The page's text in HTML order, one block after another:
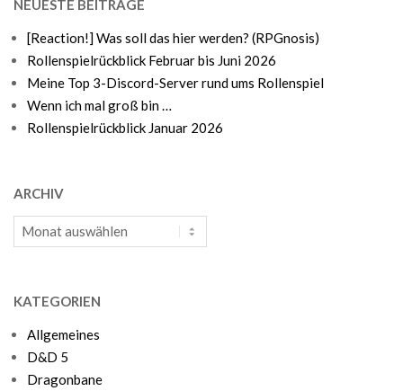
NEUESTE BEITRÄGE
[Reaction!] Was soll das hier werden? (RPGnosis)
Rollenspielrückblick Februar bis Juni 2026
Meine Top 3-Discord-Server rund ums Rollenspiel
Wenn ich mal groß bin …
Rollenspielrückblick Januar 2026
ARCHIV
Archiv
KATEGORIEN
Allgemeines
D&D 5
Dragonbane